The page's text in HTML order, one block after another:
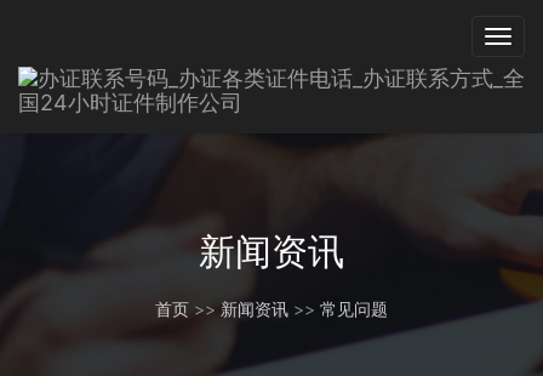
新闻资讯
首页 >> 新闻资讯 >> 常见问题